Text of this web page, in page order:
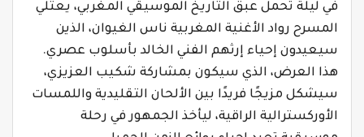
في ليلة تحمل عبق التاريخ الموسيقي المغربي، يعتلي
المسرح رواد الأغنية المغربية ناس الغيوان، الذين
سيعيدون إحياء إرثهم الفني الخالد بأسلوب عصري.
هذا العرض، الذي سيكون بمشاركة شكيب العزيزي،
سيشكل مزيجًا فريدًا بين الألحان التقليدية واللمسات
الأوركسترالية الراقية، ليأخذ الجمهور في رحلة